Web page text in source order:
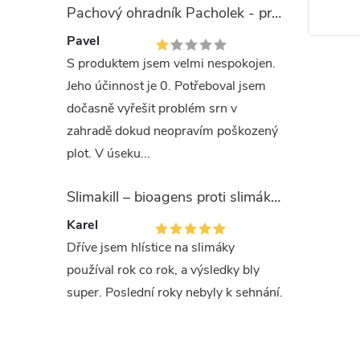
Pachový ohradník Pacholek - proti vysoké zvěři
Pavel
S produktem jsem velmi nespokojen.
Jeho účinnost je 0. Potřeboval jsem
dočasně vyřešit problém srn v
zahradě dokud neopravím poškozený
plot. V úseku...
Slimakill – bioagens proti slimákům (12 mil.)
Karel
Dříve jsem hlístice na slimáky
používal rok co rok, a výsledky bly
super. Poslední roky nebyly k sehnání.